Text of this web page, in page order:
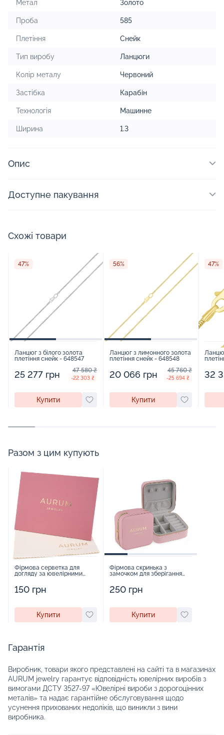
Метал Золото
Проба 585
Плетіння Снейк
Тип виробу Ланцюги
Колір металу Червоний
Застібка Карабін
Технологія Машинне
Ширина 1.3
Опис
Доступне пакування
Схожі товари
47%
Ланцюг з білого золота
плетіння снейк - 648547
25 277 грн 47 580 ₴
-22 303 ₴
Купити
56%
Ланцюг з лимонного золота
плетіння снейк - 648548
20 066 грн 45 760 ₴
-25 694 ₴
Купити
47%
32
Разом з цим купують
Фірмова серветка для
догляду за ювелірними
150 грн
Купити
Фірмова скринька з
замочком для зберігання
250 грн
Купити
Гарантія
Виробник, товари якого представлені на сайті та в магазинах
AURUM jewelry гарантує відповідність ювелірних виробів з
вимогами ДСТУ 3527-97 «Ювелірні вироби з дорогоцінних
металів» та надає гарантійне обслуговування щодо
усунення прихованих недоліків, що виникли з вини
виробника.